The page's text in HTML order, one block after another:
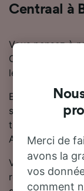
Centraal à
Vous pensez à
Centraal et
les informations
En général, il
se rendre de
train. Il y a
Antwerpen-
Vous devrez
rendre à Bruges
Merci de
avons la
vos
comment